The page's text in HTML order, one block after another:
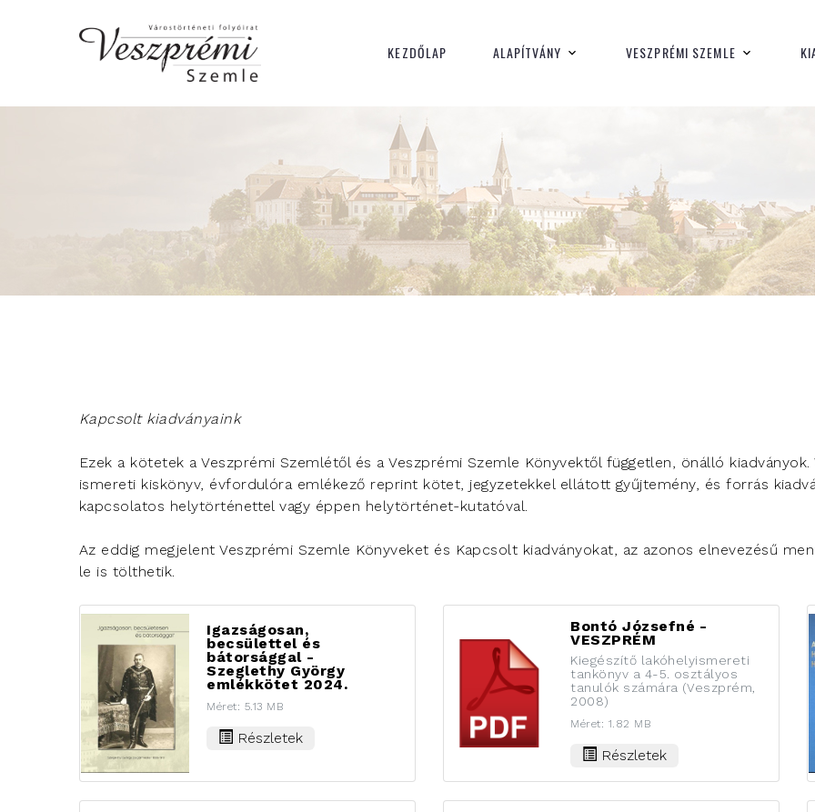
KEZDŐLAP ALAPÍTVÁNY VESZPRÉMI SZEMLE
Kapcsolt
Kapcsolt kiadványaink
Ezek a kötetek a Veszprémi Szemlétől és a Veszprémi Szemle Könyvektől független, önálló
ismereti kiskönyv, évfordulóra emlékező reprint kötet, jegyzetekkel ellátott gyűjtemény, és forrás
kapcsolatos helytörténettel vagy éppen helytörténet-kutatóval.
Az eddig megjelent Veszprémi Szemle Könyveket és Kapcsolt kiadványokat, az azonos elnevezésű
le is tölthetik.
Igazságosan,
becsülettel és
bátorsággal -
Szeglethy György
emlékkötet 2024.
Méret: 5.13 MB
Részletek
Bontó Józsefné -
VESZPRÉM
Kiegészítő lakóhelyismereti
tankönyv a 4-5. osztályos
tanulók számára (Veszprém,
2008)
Méret: 1.82 MB
Részletek